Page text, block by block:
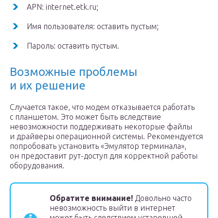
APN: internet.etk.ru;
Имя пользователя: оставить пустым;
Пароль: оставить пустым.
Возможные проблемы
и их решение
Случается такое, что модем отказывается работать
с планшетом. Это может быть вследствие
невозможности поддерживать некоторые файлы
и драйверы операционной системы. Рекомендуется
попробовать установить «Эмулятор терминала»,
он предоставит рут-доступ для корректной работы
оборудования.
Обратите внимание! Довольно часто
невозможность выйти в интернет